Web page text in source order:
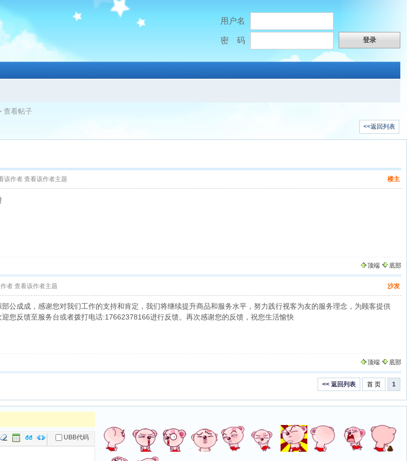
用户名
密 码
查看帖子
<<返回列表
该作者 查看该作者主题 楼主
顶端 底部
者 查看该作者主题 沙发
公成成，感谢您对我们工作的支持和肯定，我们将继续提升商品和服务水平，努力践行视客为友的服务理念，为顾客提供
您反馈至服务台或者拨打电话:17662378166进行反馈。再次感谢您的反馈，祝您生活愉快
顶端 底部
<< 返回列表 首 页 1